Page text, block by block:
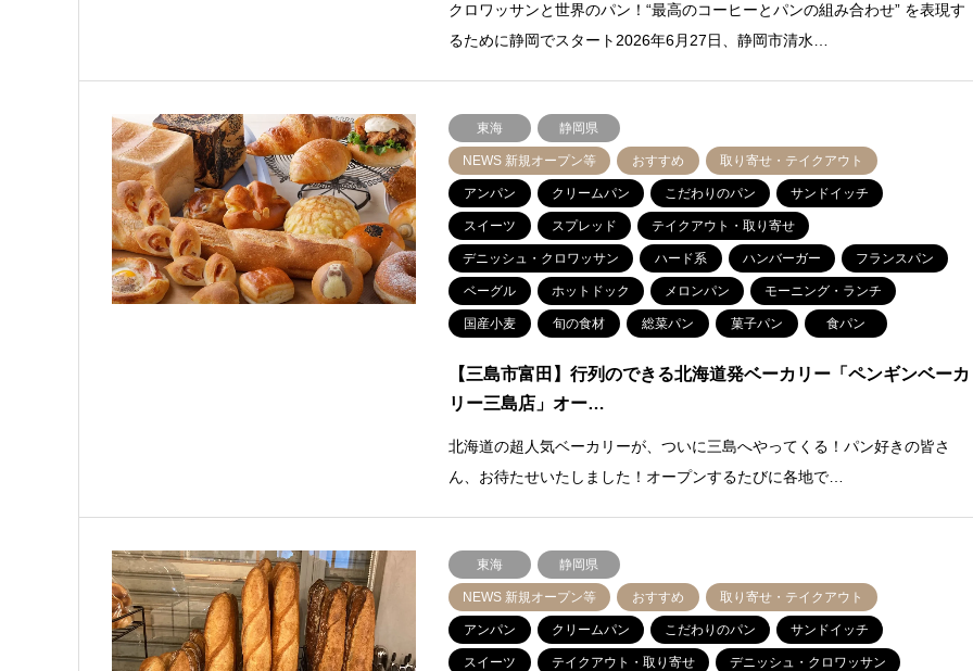
クロワッサンと世界のパン！“最高のコーヒーとパンの組み合わせ” を表現す
るために静岡でスタート2026年6月27日、静岡市清水…
東海 静岡県
NEWS 新規オープン等 おすすめ 取り寄せ・テイクアウト
アンパン クリームパン こだわりのパン サンドイッチ
スイーツ スプレッド テイクアウト・取り寄せ
デニッシュ・クロワッサン ハード系 ハンバーガー フランスパン
ベーグル ホットドック メロンパン モーニング・ランチ
国産小麦 旬の食材 総菜パン 菓子パン 食パン
【三島市富田】行列のできる北海道発ベーカリー「ペンギンベーカ
リー三島店」オー…
北海道の超人気ベーカリーが、ついに三島へやってくる！パン好きの皆さ
ん、お待たせいたしました！オープンするたびに各地で…
東海 静岡県
NEWS 新規オープン等 おすすめ 取り寄せ・テイクアウト
アンパン クリームパン こだわりのパン サンドイッチ
スイーツ テイクアウト・取り寄せ デニッシュ・クロワッサン